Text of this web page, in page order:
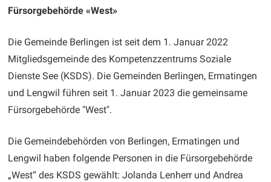
BESCHREIBUNG
Fürsorgebehörde «West»
Die Gemeinde Berlingen ist seit dem 1. Januar 2022
Mitgliedsgemeinde des Kompetenzzentrums Soziale
Dienste See (KSDS). Die Gemeinden Berlingen, Ermatingen
und Lengwil führen seit 1. Januar 2023 die gemeinsame
Fürsorgebehörde "West".
Die Gemeindebehörden von Berlingen, Ermatingen und
Lengwil haben folgende Personen in die Fürsorgebehörde
„West“ des KSDS gewählt: Jolanda Lenherr und Andrea